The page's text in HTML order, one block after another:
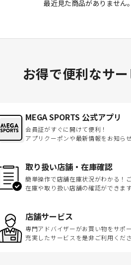
最近見た商品がありません。
お得で便利なサ
MEGA SPORTS 公式アプリ
会員証がすぐに開けて便利！
アプリクーポンや最新情報をお知らせ
取り扱い店舗・在庫確認
簡単操作で店舗在庫状況がわかる！
在庫や取り扱い店舗の確認ができます
店舗サービス
専門アドバイザーがお買い物をサポ
充実したサービスを是非ご利用くださ